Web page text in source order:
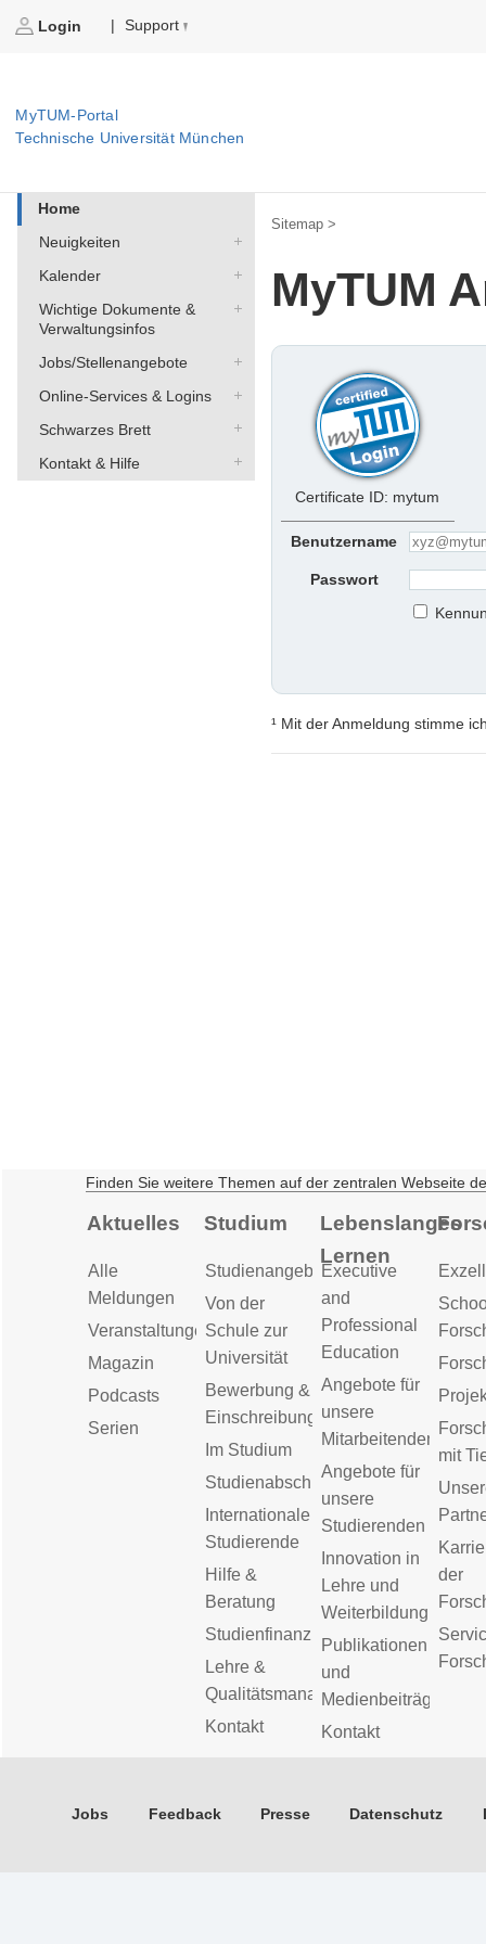
Login | Support
MyTUM-Portal
Technische Universität München
Home
Neuigkeiten
Kalender
Wichtige Dokumente &
Verwaltungsinfos
Jobs/Stellenangebote
Online-Services & Logins
Schwarzes Brett
Kontakt & Hilfe
Sitemap >
MyTUM
Certificate ID: mytum
Benutzername
Passwort
¹ Mit der Anmeldung stimme
Finden Sie weitere Themen auf der zentralen Webseite
Aktuelles
Alle
Meldungen
Veranstaltungen
Magazin
Podcasts
Serien
Studium
Studienangebot
Von der
Schule zur
Universität
Bewerbung &
Einschreibung
Im Studium
Studienabschluss
Internationale
Studierende
Hilfe &
Beratung
Studienfinanzierung
Lehre &
Qualitätsmanagement
Kontakt
Lebenslanges
Lernen
Executive
and
Professional
Education
Angebote für
unsere
Mitarbeitenden
Angebote für
unsere
Studierenden
Innovation in
Lehre und
Weiterbildung
Publikationen
und
Medienbeiträge
Kontakt
mit
der
Jobs Feedback Presse Datenschutz